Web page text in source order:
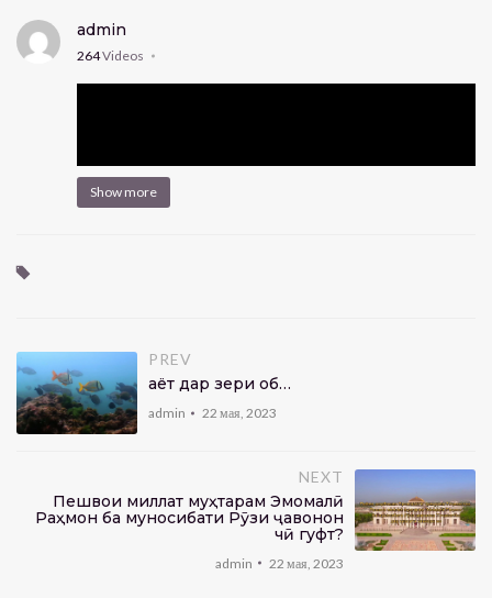
admin
264Videos
Show more
PREV
Ҳаёт дар зери об…
admin 22 мая, 2023
NEXT
Пешвои миллат муҳтарам Эмомалӣ
Раҳмон ба муносибати Рӯзи ҷавонон
чӣ гуфт?
admin 22 мая, 2023